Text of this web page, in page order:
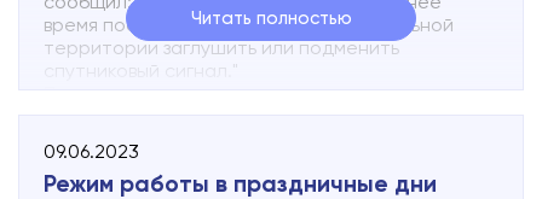
время постоянные попытки с сопредельной
территории заглушить или подменить
спутниковый сигнал."
По его словам, ранее открытые
целенаправленные помехи не были
ориентированы на космические аппараты
гражданского назначения, но в текущих
условиях тема стала актуальной, поэтому
Читать полностью
09.06.2023
Режим работы в праздничные дни